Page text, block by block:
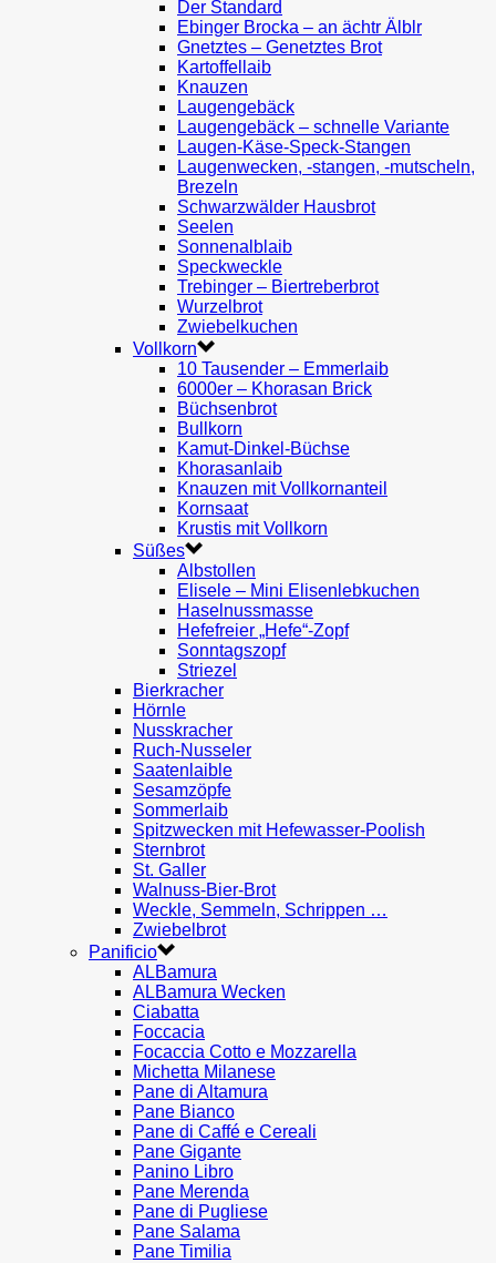
Der Standard
Ebinger Brocka – an ächtr Älblr
Gnetztes – Genetztes Brot
Kartoffellaib
Knauzen
Laugengebäck
Laugengebäck – schnelle Variante
Laugen-Käse-Speck-Stangen
Laugenwecken, -stangen, -mutscheln,
Brezeln
Schwarzwälder Hausbrot
Seelen
Sonnenalblaib
Speckweckle
Trebinger – Biertreberbrot
Wurzelbrot
Zwiebelkuchen
Vollkorn
10 Tausender – Emmerlaib
6000er – Khorasan Brick
Büchsenbrot
Bullkorn
Kamut-Dinkel-Büchse
Khorasanlaib
Knauzen mit Vollkornanteil
Kornsaat
Krustis mit Vollkorn
Süßes
Albstollen
Elisele – Mini Elisenlebkuchen
Haselnussmasse
Hefefreier „Hefe“-Zopf
Sonntagszopf
Striezel
Bierkracher
Hörnle
Nusskracher
Ruch-Nusseler
Saatenlaible
Sesamzöpfe
Sommerlaib
Spitzwecken mit Hefewasser-Poolish
Sternbrot
St. Galler
Walnuss-Bier-Brot
Weckle, Semmeln, Schrippen …
Zwiebelbrot
Panificio
ALBamura
ALBamura Wecken
Ciabatta
Foccacia
Focaccia Cotto e Mozzarella
Michetta Milanese
Pane di Altamura
Pane Bianco
Pane di Caffé e Cereali
Pane Gigante
Panino Libro
Pane Merenda
Pane di Pugliese
Pane Salama
Pane Timilia